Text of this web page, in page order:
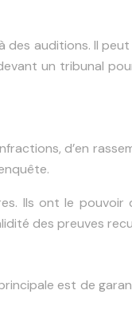
auditions. Il
un tribunal
d’en
Ils ont le
des preuves
est de